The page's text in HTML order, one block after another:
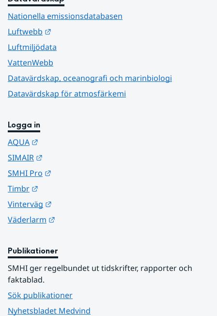
Nationella emissionsdatabasen
Luftwebb
Luftmiljödata
VattenWebb
Datavärdskap, oceanografi och marinbiologi
Datavärdskap för atmosfärkemi
Logga in
AQUA
SIMAIR
SMHI Pro
Timbr
Vinterväg
Väderlarm
Publikationer
SMHI ger regelbundet ut tidskrifter, rapporter och
faktablad.
Sök publikationer
Nyhetsbladet Medvind